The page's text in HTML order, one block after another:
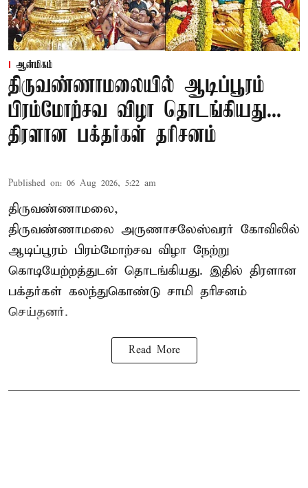
ஆன்மிகம்
திருவண்ணாமலையில் ஆடிப்பூரம்
பிரம்மோற்சவ விழா தொடங்கியது...
திரளான பக்தர்கள் தரிசனம்
Published on: 06 Aug 2026, 5:22 am
திருவண்ணாமலை,
திருவண்ணாமலை அருணாசலேஸ்வரர் கோவிலில்
ஆடிப்பூரம் பிரம்மோற்சவ விழா நேற்று
கொடியேற்றத்துடன் தொடங்கியது. இதில் திரளான
பக்தர்கள் கலந்துகொண்டு சாமி தரிசனம்
செய்தனர்.
Read More